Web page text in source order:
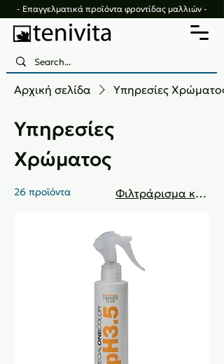
- Επαγγελματικά προϊόντα φροντίδας μαλλιών -
Αρχική σελίδα Υπηρεσίες Χρώματος
Υπηρεσίες
Χρώματος
26 προϊόντα Φιλτράρισμα και